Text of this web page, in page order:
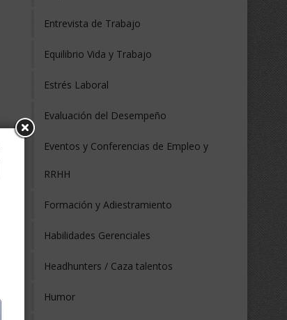
Entrevista de Trabajo
Equilibrio Vida y Trabajo
Estrés Laboral
Evaluación del Desempeño
Eventos y Conferencias de Empleo y
RRHH
Formación y Adiestramiento
Habilidades Gerenciales
Headhunters / Caza talentos
Humor